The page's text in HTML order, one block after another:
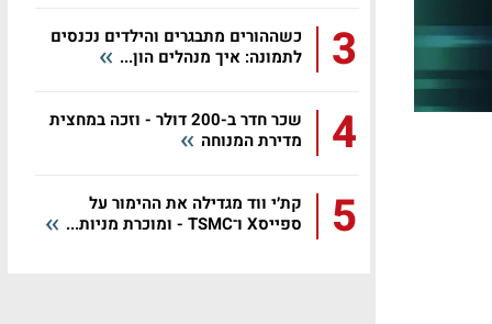
3
כשההורים מתבגרים והילדים נכנסים
לתמונה: איך מנהלים הון...
4
שכר חדר ב-200 דולר - וזכה במחצית
מדירת המנוחה
5
קת׳י ווד מגדילה את ההימור על
ספייסX ו־TSMC - ומוכרת מניות...